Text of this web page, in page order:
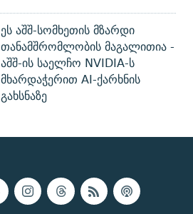
ეს აშშ-სომხეთის მზარდი
თანამშრომლობის მაგალითია -
აშშ-ის საელჩო NVIDIA-ს
მხარდაჭერით AI-ქარხნის
გახსნაზე